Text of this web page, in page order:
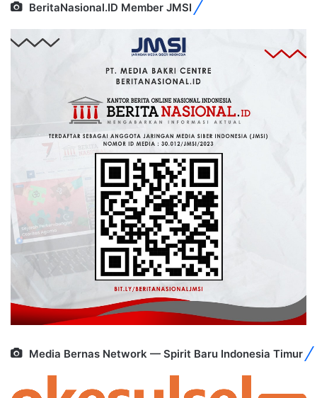
BeritaNasional.ID Member JMSI
Media Bernas Network — Spirit Baru Indonesia Timur